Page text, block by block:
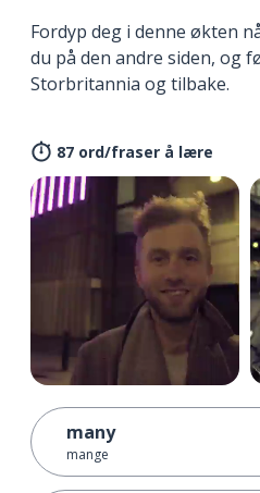
Fordyp deg i denne økten
du på den andre siden, og
Storbritannia og tilbake.
87 ord/fraser å lære
many
mange